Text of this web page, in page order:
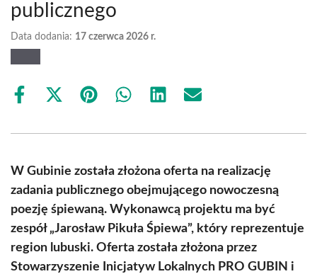
publicznego
Data dodania: 17 czerwca 2026 r.
Share
Share
(Twitter)
Share Share Share Share
W Gubinie została złożona oferta na realizację
zadania publicznego obejmującego nowoczesną
poezję śpiewaną. Wykonawcą projektu ma być
zespół „Jarosław Pikuła Śpiewa”, który reprezentuje
region lubuski. Oferta została złożona przez
Stowarzyszenie Inicjatyw Lokalnych PRO GUBIN i